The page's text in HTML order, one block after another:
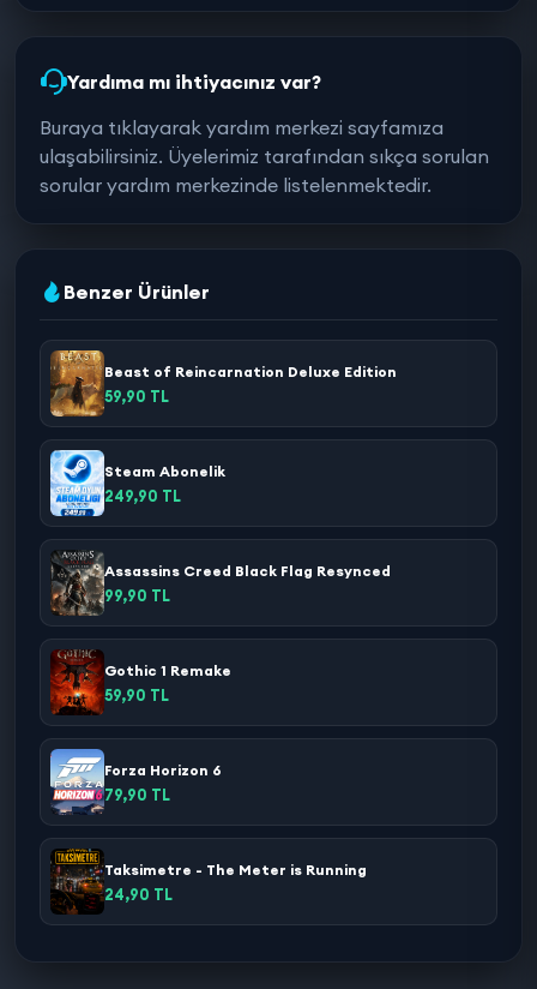
Yardıma mı ihtiyacınız var?
Buraya tıklayarak yardım merkezi sayfamıza
ulaşabilirsiniz. Üyelerimiz tarafından sıkça sorulan
sorular yardım merkezinde listelenmektedir.
Benzer Ürünler
Beast of Reincarnation Deluxe Edition
59,90 TL
Steam Abonelik
249,90 TL
Assassins Creed Black Flag Resynced
99,90 TL
Gothic 1 Remake
59,90 TL
Forza Horizon 6
79,90 TL
Taksimetre - The Meter is Running
24,90 TL